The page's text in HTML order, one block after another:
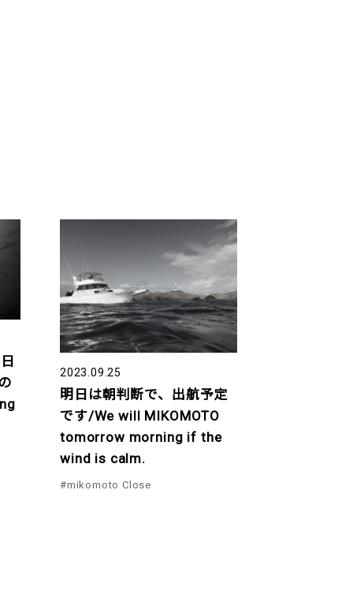
2023.09.25
明日は朝判断で、出航予定
です/We will MIKOMOTO
tomorrow morning if the
wind is calm.
#mikomoto Close